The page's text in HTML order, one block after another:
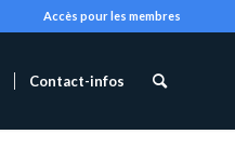
Accès pour les membres
Contact-infos